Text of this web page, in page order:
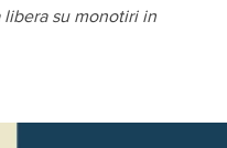
libera su monotiri in